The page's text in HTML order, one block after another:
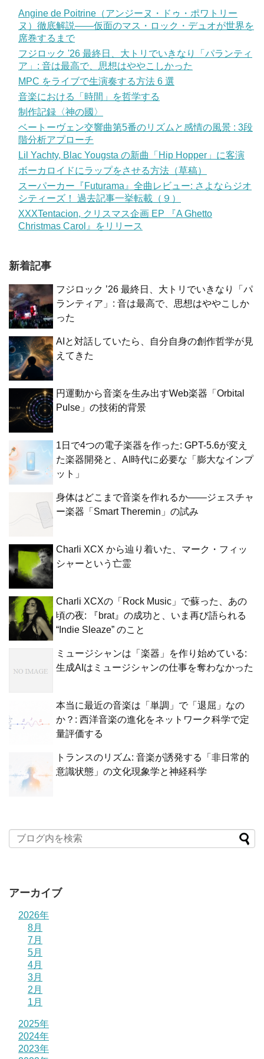
Angine de Poitrine（アンジーヌ・ドゥ・ポワトリー
ヌ）徹底解説——仮面のマス・ロック・デュオが世界を
席巻するまで
フジロック '26 最終日、大トリでいきなり「パランティ
ア」: 音は最高で、思想はややこしかった
MPC をライブで生演奏する方法 6 選
音楽における「時間」を哲学する
制作記録〈神の國〉
ベートーヴェン交響曲第5番のリズムと感情の風景 : 3段
階分析アプローチ
Lil Yachty, Blac Yougsta の新曲「Hip Hopper」に客演
ボーカロイドにラップをさせる方法（草稿）
スーパーカー『Futurama』全曲レビュー: さよならジオ
シティーズ！ 過去記事一挙転載（９）
XXXTentacion, クリスマス企画 EP 『A Ghetto
Christmas Carol』をリリース
新着記事
フジロック ’26 最終日、大トリでいきなり「パ
ランティア」: 音は最高で、思想はややこしか
った
AIと対話していたら、自分自身の創作哲学が見
えてきた
円運動から音楽を生み出すWeb楽器「Orbital
Pulse」の技術的背景
1日で4つの電子楽器を作った: GPT-5.6が変え
た楽器開発と、AI時代に必要な「膨大なインプ
ット」
身体はどこまで音楽を作れるか——ジェスチャ
ー楽器「Smart Theremin」の試み
Charli XCX から辿り着いた、マーク・フィッ
シャーという亡霊
Charli XCXの「Rock Music」で蘇った、あの
頃の夜: 『brat』の成功と、いま再び語られる
“Indie Sleaze” のこと
ミュージシャンは「楽器」を作り始めている:
生成AIはミュージシャンの仕事を奪わなかった
本当に最近の音楽は「単調」で「退屈」なの
か？: 西洋音楽の進化をネットワーク科学で定
量評価する
トランスのリズム: 音楽が誘発する「非日常的
意識状態」の文化現象学と神経科学
アーカイブ
2026年
8月
7月
5月
4月
3月
2月
1月
2025年
2024年
2023年